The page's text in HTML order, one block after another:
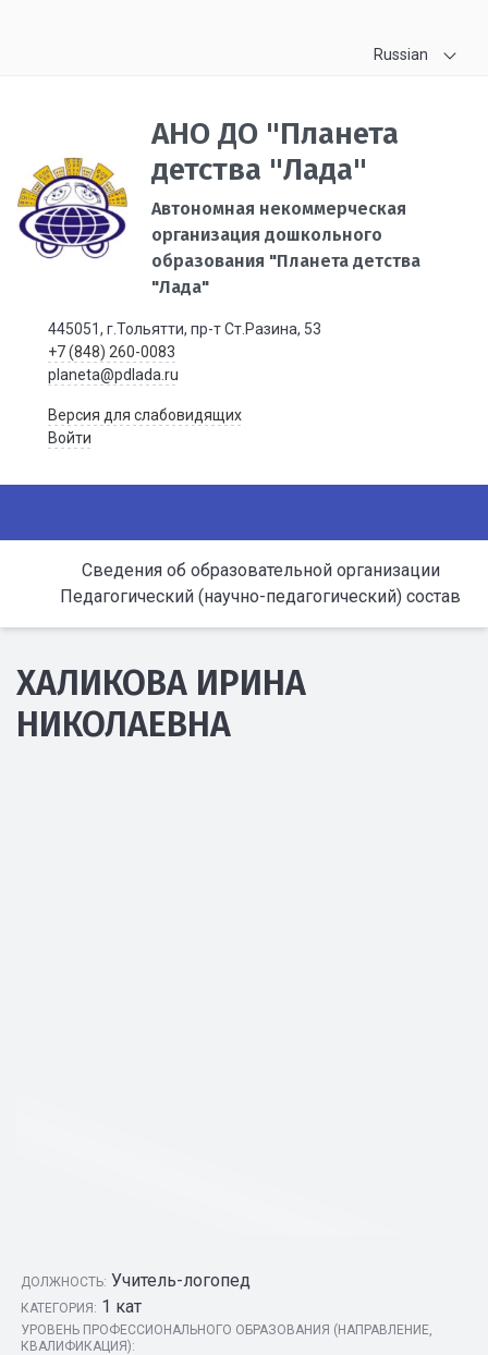
Russian
АНО ДО "Планета
детства "Лада"
Автономная некоммерческая
организация дошкольного
образования "Планета детства
"Лада"
445051, г.Тольятти, пр-т Ст.Разина, 53
+7 (848) 260-0083
planeta@pdlada.ru
Версия для слабовидящих
Войти
Сведения об образовательной организации
Педагогический (научно-педагогический) состав
ХАЛИКОВА ИРИНА
НИКОЛАЕВНА
ДОЛЖНОСТЬ: Учитель-логопед
КАТЕГОРИЯ: 1 кат
УРОВЕНЬ ПРОФЕССИОНАЛЬНОГО ОБРАЗОВАНИЯ (НАПРАВЛЕНИЕ,
КВАЛИФИКАЦИЯ):